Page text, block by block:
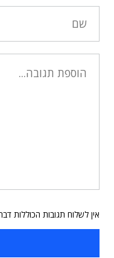
אין לשלוח תגובות הכוללות